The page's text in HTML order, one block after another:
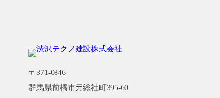
〒371-0846
群馬県前橋市元総社町395-60